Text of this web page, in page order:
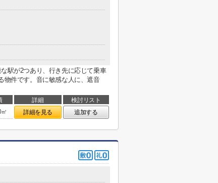
駅が2つあり、行き先に応じて乗車
物件です。音に敏感な人に、遮音
詳細
検討リスト
詳細を見る 追加する